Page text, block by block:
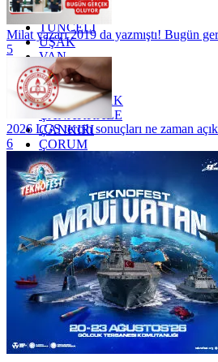
TRABZON
TUNCELİ
UŞAK
VAN
YALOVA
YOZGAT
ZONGULDAK
ÇANAKKALE
ÇANKIRI
ÇORUM
İSTANBUL
İZMİR
ŞANLIURFA
ŞIRNAK
Milat yazarı 2019 da yazmıştı! Bugün
5
2026 LGS tercih sonuçları ne zaman
6